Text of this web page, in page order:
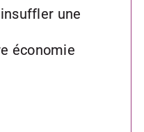
une
économie